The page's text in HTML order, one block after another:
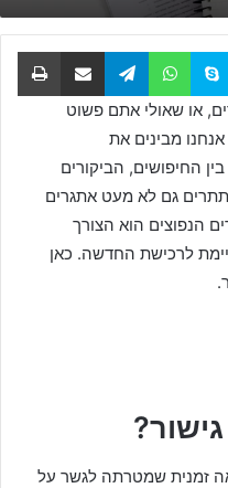
Skype
WhatsApp
Telegram שתף באמצעות דוא
או שאולי אתם פשוט
מבינים את
החיפושים, הביקורים
גם לא מעט אתגרים
הנפוצים הוא הצורך
לרכישת החדשה. כאן
זמנית שמטרתה לגשר על